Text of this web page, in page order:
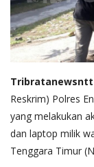
Reskrim) Polres
yang melakukan
dan laptop milik
Tenggara Timur